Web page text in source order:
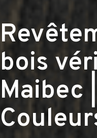
bois
Maibec |